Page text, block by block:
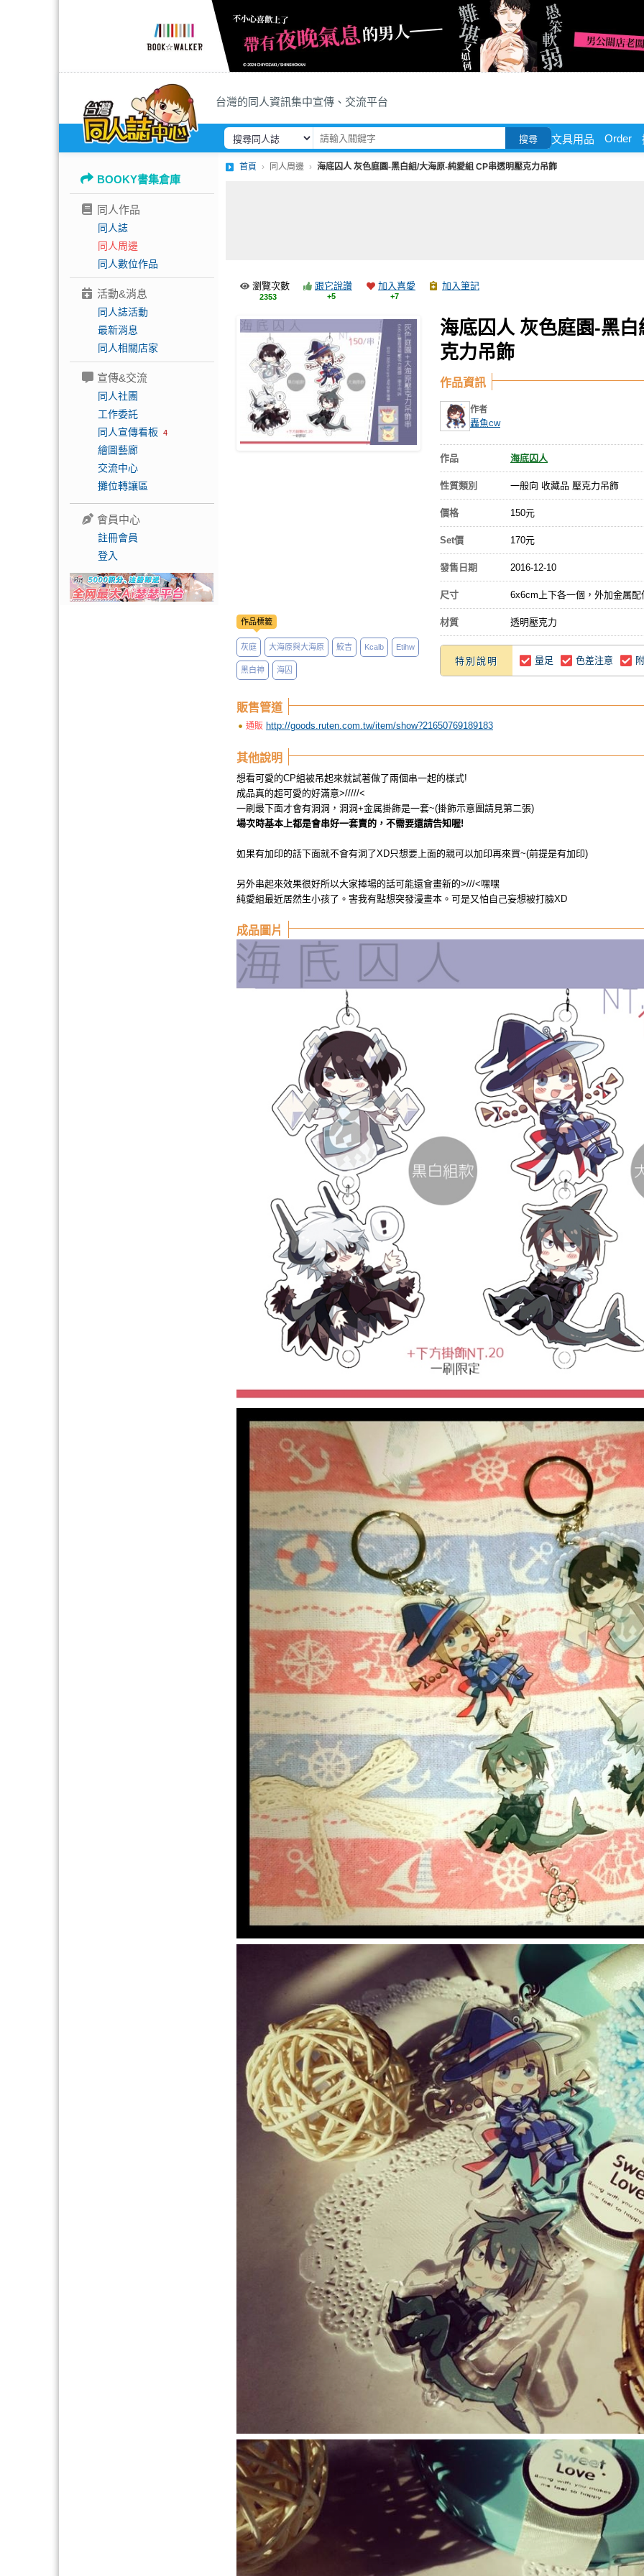
台灣的同人資訊集中宣傳、交流平台
搜尋 文具用品 Order
BOOKY書集倉庫
同人作品
同人誌
同人周邊
同人數位作品
活動&消息
同人誌活動
最新消息
同人相關店家
宣傳&交流
同人社團
工作委託
同人宣傳看板 4
繪圖藝廊
交流中心
攤位轉讓區
會員中心
註冊會員
登入
首頁 同人周邊 海底囚人 灰色庭園-黑白組/大海原-純愛組 CP串透明壓克力吊飾
瀏覽次數
2353
跟它說讚
+5
加入喜愛
+7
加入筆記
海底囚人 灰色庭園-黑
克力吊飾
作品標籤
灰庭 大海原與大海原 鮫吉 Kcalb Etihw
黑白神 海囚
作品資訊
作者
轟魚cw
作品 海底囚人
性質類別 一般向 收藏品 壓克力吊飾
價格 150元
Set價 170元
發售日期 2016-12-10
尺寸 6x6cm上下各一個，外加金属配
材質 透明壓克力
特別說明 量足 色差注意
販售管道
通販 http://goods.ruten.com.tw/item/show?21650769189183
其他說明
想看可愛的CP組被吊起來就試著做了兩個串一起的樣式!
成品真的超可愛的好滿意>/////<
一刷最下面才會有洞洞，洞洞+金属掛飾是一套~(掛飾示意圖請見第二張)
場次時基本上都是會串好一套賣的，不需要還請告知喔!
如果有加印的話下面就不會有洞了XD只想要上面的親可以加印再來買~(前提是有加印)
另外串起來效果很好所以大家捧場的話可能還會畫新的>///<嘿嘿
純愛組最近居然生小孩了。害我有點想突發漫畫本。可是又怕自己妄想被打臉XD
成品圖片